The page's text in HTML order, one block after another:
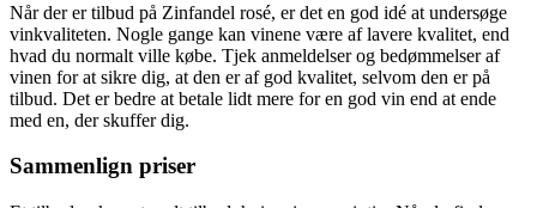
Når der er tilbud på Zinfandel rosé, er det en god idé at undersøge
vinkvaliteten. Nogle gange kan vinene være af lavere kvalitet, end
hvad du normalt ville købe. Tjek anmeldelser og bedømmelser af
vinen for at sikre dig, at den er af god kvalitet, selvom den er på
tilbud. Det er bedre at betale lidt mere for en god vin end at ende
med en, der skuffer dig.
Sammenlign priser